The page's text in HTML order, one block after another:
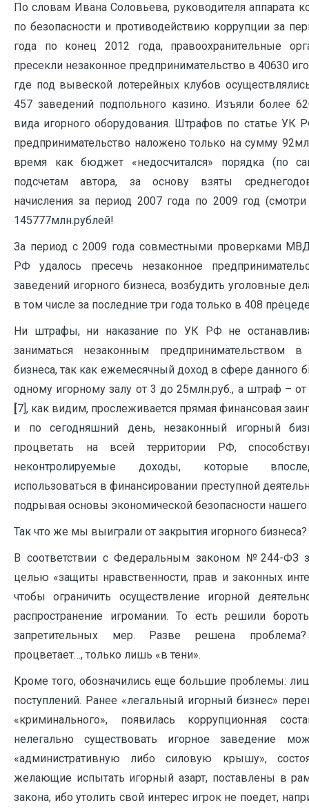
По словам Ивана Соловьева, руководителя аппарата
по безопасности и противодействию коррупции за
года по конец 2012 года, правоохранительные
пресекли незаконное предпринимательство в 40630
где под вывеской лотерейных клубов
457 заведений подпольного казино. Изъяли более
вида игорного оборудования. Штрафов по статье УК
предпринимательство наложено только на сумму
время как бюджет «недосчитался» порядка (по
подсчетам автора, за основу взяты
начисления за период 2007 года по 2009 год
145777млн.рублей!
За период с 2009 года совместными проверками
РФ удалось пресечь незаконное
заведений игорного бизнеса, возбудить уголовные
в том числе за последние три года только в 408
Ни штрафы, ни наказание по УК РФ не
заниматься незаконным предпринимательством
бизнеса, так как ежемесячный доход в сфере данного
одному игорному залу от 3 до 25млн.руб., а штраф –
[7], как видим, прослеживается прямая финансовая
и по сегодняшний день, незаконный игорный
процветать на всей территории РФ,
неконтролируемые доходы, которые
использоваться в финансировании преступной
подрывая основы экономической безопасности нашего
Так что же мы выиграли от закрытия игорного бизнеса?
В соответствии с Федеральным законом №244-ФЗ
целью «защиты нравственности, прав и законных
чтобы ограничить осуществление игорной
распространение игромании. То есть решили
запретительных мер. Разве решена
процветает…, только лишь «в тени».
Кроме того, обозначились еще большие проблемы:
поступлений. Ранее «легальный игорный бизнес»
«криминального», появилась коррупционная
нелегально существовать игорное заведение
«административную либо силовую крышу»,
желающие испытать игорный азарт, поставлены в
закона, ибо утолить свой интерес игрок не поедет,